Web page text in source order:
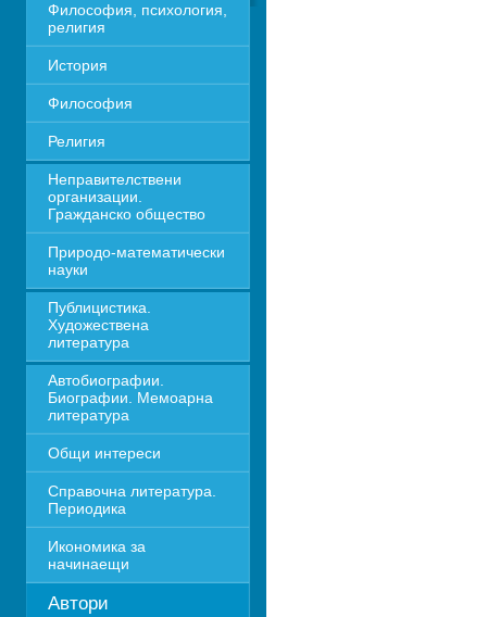
Философия, психология,
религия
История
Философия
Религия
Неправителствени
организации.
Гражданско общество
Природо-математически
науки
Публицистика.
Художествена
литература
Автобиографии.
Биографии. Мемоарна
литература
Общи интереси
Справочна литература.
Периодика
Икономика за
начинаещи
Автори